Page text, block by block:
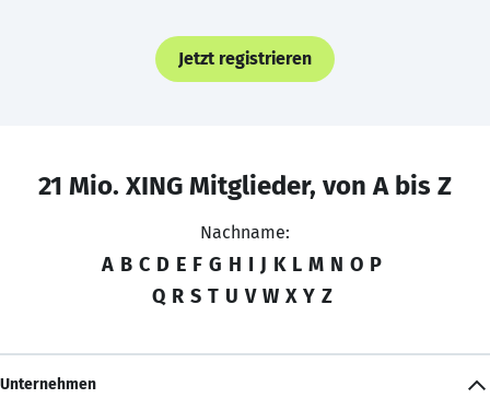
Jetzt registrieren
21 Mio. XING Mitglieder, von A bis Z
Nachname:
A B C D E F G H I J K L M N O P
Q R S T U V W X Y Z
Unternehmen